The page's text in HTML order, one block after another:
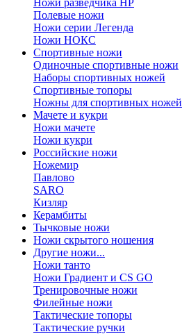
Ножи разведчика НР
Полевые ножи
Ножи серии Легенда
Ножи НОКС
Спортивные ножи
Одиночные спортивные ножи
Наборы спортивных ножей
Спортивные топоры
Ножны для спортивных ножей
Мачете и кукри
Ножи мачете
Ножи кукри
Российские ножи
Ножемир
Павлово
SARO
Кизляр
Керамбиты
Тычковые ножи
Ножи скрытого ношения
Другие ножи...
Ножи танто
Ножи Градиент и CS GO
Тренировочные ножи
Филейные ножи
Тактические топоры
Тактические ручки